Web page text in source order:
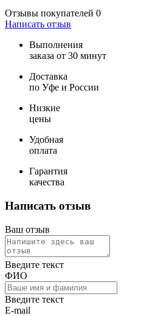
Отзывы покупателей 0
Написать отзыв
Выполнения
заказа от 30 минут
Доставка
по Уфе и России
Низкие
цены
Удобная
оплата
Гарантия
качества
Написать отзыв
Ваш отзыв
Введите текст
ФИО
Введите текст
E-mail